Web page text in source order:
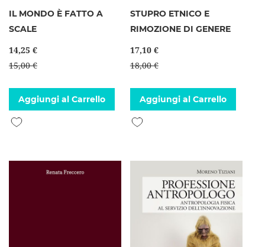
IL MONDO È FATTO A
SCALE
14,25 €
15,00 €
Aggiungi al Carrello
Aggiungi alla lista desideri
STUPRO ETNICO E
RIMOZIONE DI GENERE
17,10 €
18,00 €
Aggiungi al Carrello
Aggiungi alla lista desideri